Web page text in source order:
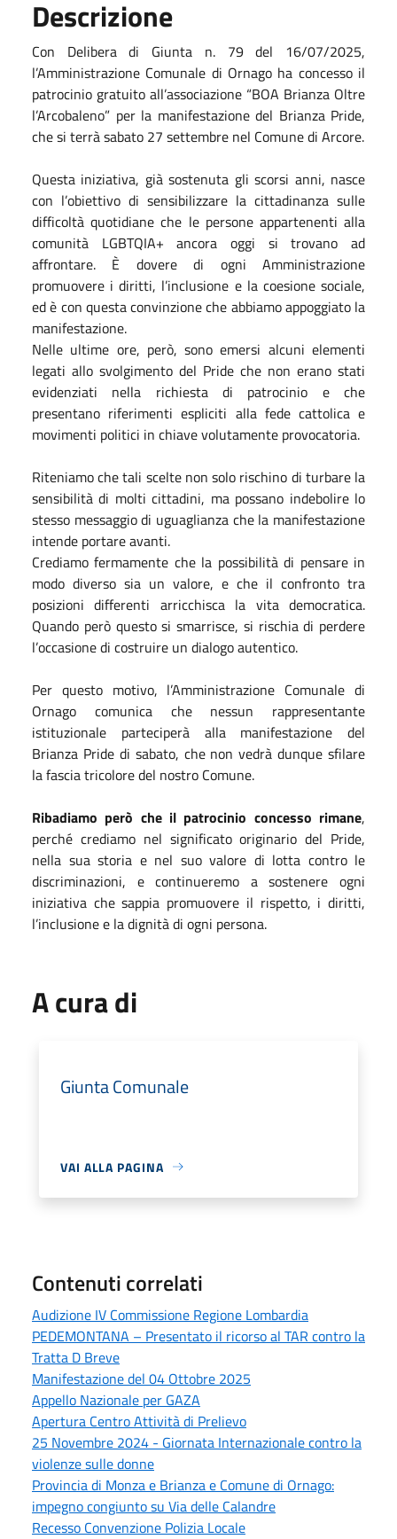
Descrizione
Con Delibera di Giunta n. 79 del 16/07/2025,
l’Amministrazione Comunale di Ornago ha concesso il
patrocinio gratuito all’associazione “BOA Brianza Oltre
l’Arcobaleno” per la manifestazione del Brianza Pride,
che si terrà sabato 27 settembre nel Comune di Arcore.
Questa iniziativa, già sostenuta gli scorsi anni, nasce
con l’obiettivo di sensibilizzare la cittadinanza sulle
difficoltà quotidiane che le persone appartenenti alla
comunità LGBTQIA+ ancora oggi si trovano ad
affrontare. È dovere di ogni Amministrazione
promuovere i diritti, l’inclusione e la coesione sociale,
ed è con questa convinzione che abbiamo appoggiato la
manifestazione.
Nelle ultime ore, però, sono emersi alcuni elementi
legati allo svolgimento del Pride che non erano stati
evidenziati nella richiesta di patrocinio e che
presentano riferimenti espliciti alla fede cattolica e
movimenti politici in chiave volutamente provocatoria.
Riteniamo che tali scelte non solo rischino di turbare la
sensibilità di molti cittadini, ma possano indebolire lo
stesso messaggio di uguaglianza che la manifestazione
intende portare avanti.
Crediamo fermamente che la possibilità di pensare in
modo diverso sia un valore, e che il confronto tra
posizioni differenti arricchisca la vita democratica.
Quando però questo si smarrisce, si rischia di perdere
l’occasione di costruire un dialogo autentico.
Per questo motivo, l’Amministrazione Comunale di
Ornago comunica che nessun rappresentante
istituzionale parteciperà alla manifestazione del
Brianza Pride di sabato, che non vedrà dunque sfilare
la fascia tricolore del nostro Comune.
Ribadiamo però che il patrocinio concesso rimane,
perché crediamo nel significato originario del Pride,
nella sua storia e nel suo valore di lotta contro le
discriminazioni, e continueremo a sostenere ogni
iniziativa che sappia promuovere il rispetto, i diritti,
l’inclusione e la dignità di ogni persona.
A cura di
Giunta Comunale
VAI ALLA PAGINA
Contenuti correlati
Audizione IV Commissione Regione Lombardia
PEDEMONTANA – Presentato il ricorso al TAR contro la
Tratta D Breve
Manifestazione del 04 Ottobre 2025
Appello Nazionale per GAZA
Apertura Centro Attività di Prelievo
25 Novembre 2024 - Giornata Internazionale contro la
violenze sulle donne
Provincia di Monza e Brianza e Comune di Ornago:
impegno congiunto su Via delle Calandre
Recesso Convenzione Polizia Locale